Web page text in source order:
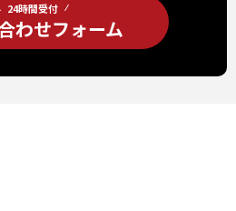
24時間受付
わせフォーム